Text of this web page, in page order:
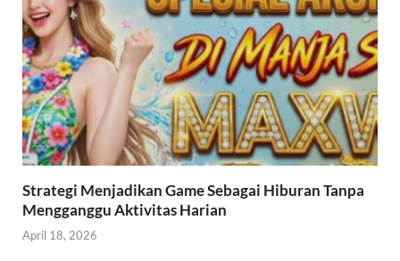
Strategi Menjadikan Game Sebagai Hiburan Tanpa
Mengganggu Aktivitas Harian
April 18, 2026